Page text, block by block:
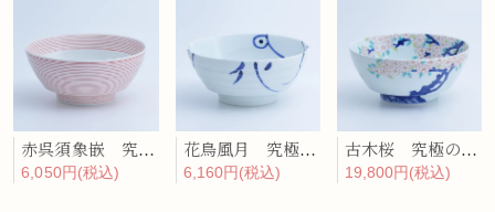
赤呉須象嵌 究極のラーメン鉢
6,050円(税込)
花鳥風月 究極のラーメン鉢
6,160円(税込)
古木桜 究極のラーメン鉢
19,800円(税込)